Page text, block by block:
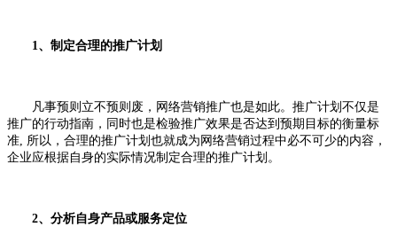
1、制定合理的推广计划
凡事预则立不预则废，网络营销推广也是如此。推广计划不仅是
推广的行动指南，同时也是检验推广效果是否达到预期目标的衡量标
准, 所以，合理的推广计划也就成为网络营销过程中必不可少的内容，
企业应根据自身的实际情况制定合理的推广计划。
2、分析自身产品或服务定位